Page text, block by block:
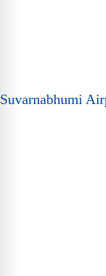
Suvarnabhumi